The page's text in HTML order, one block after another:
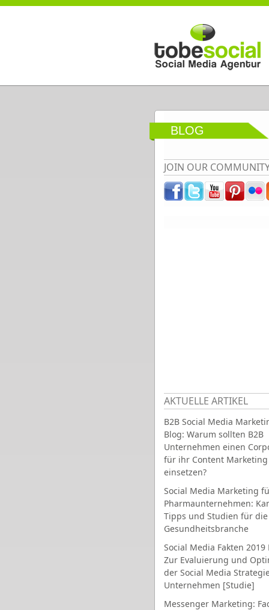
Direkt zum Inhalt
BLOG
JOIN OUR
AKTUELLE ARTIKEL
B2B Social Media
Blog: Warum sollten B2B
Unternehmen einen
für ihr Content Marketing
einsetzen?
Social Media Marketing
Pharmaunternehmen:
Tipps und Studien für die
Gesundheitsbranche
Social Media Fakten 2019
Zur Evaluierung und
der Social Media
Unternehmen [Studie]
Messenger Marketing: